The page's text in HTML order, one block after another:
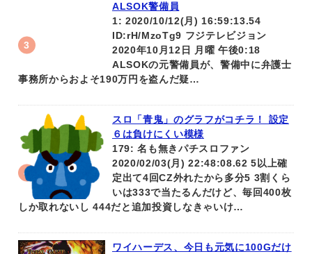
ALSOK警備員
1: 2020/10/12(月) 16:59:13.54
ID:rH/MzoTg9 フジテレビジョン
2020年10月12日 月曜 午後0:18
ALSOKの元警備員が、警備中に弁護士
事務所からおよそ190万円を盗んだ疑…
スロ「青鬼」のグラフがコチラ！ 設定
６は負けにくい模様
179: 名も無きパチスロファン
2020/02/03(月) 22:48:08.62 5以上確
定出て4回CZ外れたから多分5 3割くら
いは333で当たるんだけど、毎回400枚
しか取れないし 444だと追加投資しなきゃいけ…
ワイハーデス、今日も元気に100Gだけ